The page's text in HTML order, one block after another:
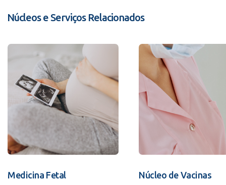
Núcleos e Serviços Relacionados
Medicina Fetal Núcleo de Vacinas